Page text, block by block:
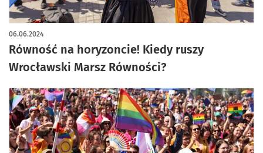
Równość na horyzoncie! Kiedy ruszy
Wrocławski Marsz Równości?
06.06.2024
artykuł z galerią zdjęć